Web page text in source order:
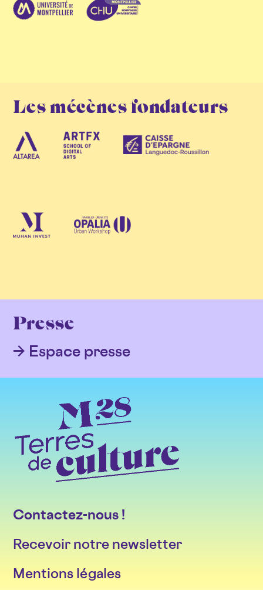
Les mécènes fondateurs
Presse
Espace presse
Contactez-nous !
Recevoir notre newsletter
Mentions légales